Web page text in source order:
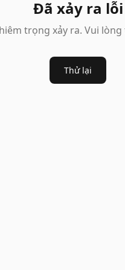
Đã xảy ra lỗi
trọng xảy ra. Vui
Thử lại